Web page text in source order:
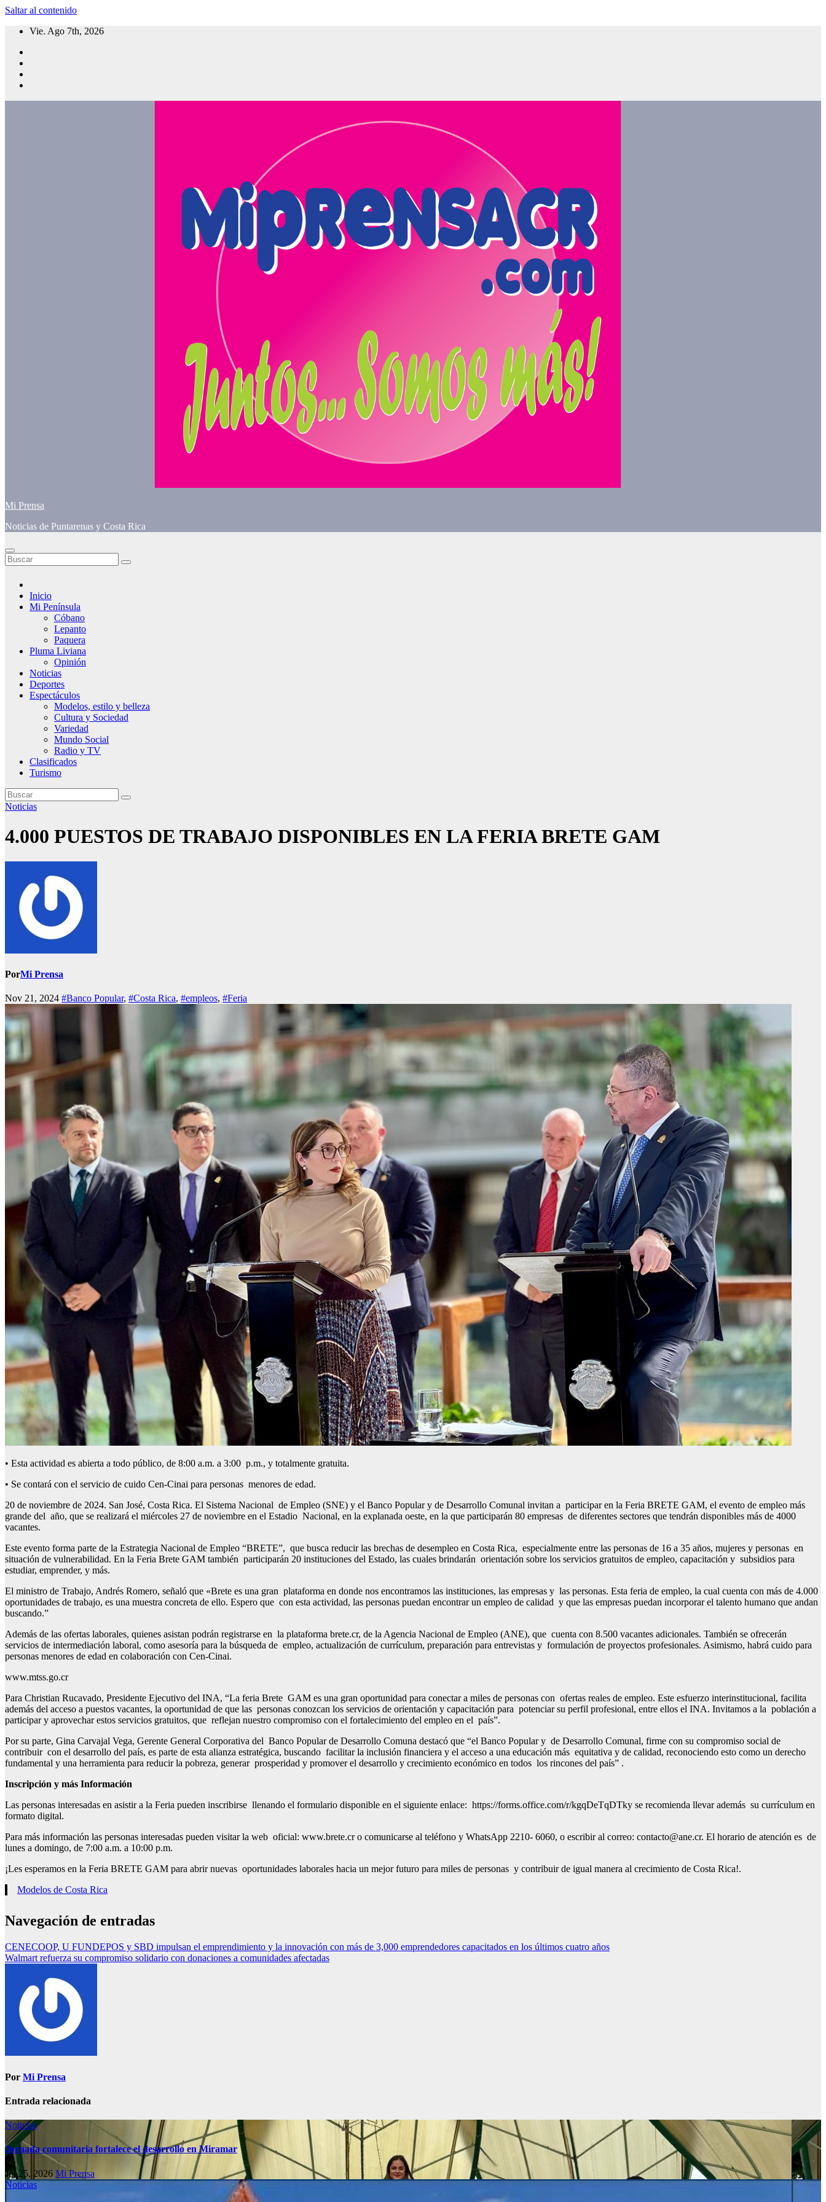
Saltar al contenido
Vie. Ago 7th, 2026
Mi Prensa
Noticias de Puntarenas y Costa Rica
Inicio
Mi Península
Cóbano
Lepanto
Paquera
Pluma Liviana
Opinión
Noticias
Deportes
Espectáculos
Modelos, estilo y belleza
Cultura y Sociedad
Variedad
Mundo Social
Radio y TV
Clasificados
Turismo
Noticias
4.000 PUESTOS DE TRABAJO DISPONIBLES EN LA FERIA BRETE GAM
PorMi Prensa
Nov 21, 2024 #Banco Popular, #Costa Rica, #empleos, #Feria
• Esta actividad es abierta a todo público, de 8:00 a.m. a 3:00 p.m., y totalmente gratuita.
• Se contará con el servicio de cuido Cen-Cinai para personas menores de edad.
20 de noviembre de 2024. San José, Costa Rica. El Sistema Nacional de Empleo (SNE) y el Banco Popular y de Desarrollo Comunal invitan a participar en la Feria BRETE GAM, el evento de empleo más
grande del año, que se realizará el miércoles 27 de noviembre en el Estadio Nacional, en la explanada oeste, en la que participarán 80 empresas de diferentes sectores que tendrán disponibles más de 4000
vacantes.
Este evento forma parte de la Estrategia Nacional de Empleo “BRETE”, que busca reducir las brechas de desempleo en Costa Rica, especialmente entre las personas de 16 a 35 años, mujeres y personas en
situación de vulnerabilidad. En la Feria Brete GAM también participarán 20 instituciones del Estado, las cuales brindarán orientación sobre los servicios gratuitos de empleo, capacitación y subsidios para
estudiar, emprender, y más.
El ministro de Trabajo, Andrés Romero, señaló que «Brete es una gran plataforma en donde nos encontramos las instituciones, las empresas y las personas. Esta feria de empleo, la cual cuenta con más de 4.000
oportunidades de trabajo, es una muestra concreta de ello. Espero que con esta actividad, las personas puedan encontrar un empleo de calidad y que las empresas puedan incorporar el talento humano que andan
buscando.”
Además de las ofertas laborales, quienes asistan podrán registrarse en la plataforma brete.cr, de la Agencia Nacional de Empleo (ANE), que cuenta con 8.500 vacantes adicionales. También se ofrecerán
servicios de intermediación laboral, como asesoría para la búsqueda de empleo, actualización de currículum, preparación para entrevistas y formulación de proyectos profesionales. Asimismo, habrá cuido para
personas menores de edad en colaboración con Cen-Cinai.
www.mtss.go.cr
Para Christian Rucavado, Presidente Ejecutivo del INA, “La feria Brete GAM es una gran oportunidad para conectar a miles de personas con ofertas reales de empleo. Este esfuerzo interinstitucional, facilita
además del acceso a puestos vacantes, la oportunidad de que las personas conozcan los servicios de orientación y capacitación para potenciar su perfil profesional, entre ellos el INA. Invitamos a la población a
participar y aprovechar estos servicios gratuitos, que reflejan nuestro compromiso con el fortalecimiento del empleo en el país”.
Por su parte, Gina Carvajal Vega, Gerente General Corporativa del Banco Popular de Desarrollo Comuna destacó que “el Banco Popular y de Desarrollo Comunal, firme con su compromiso social de
contribuir con el desarrollo del país, es parte de esta alianza estratégica, buscando facilitar la inclusión financiera y el acceso a una educación más equitativa y de calidad, reconociendo esto como un derecho
fundamental y una herramienta para reducir la pobreza, generar prosperidad y promover el desarrollo y crecimiento económico en todos los rincones del país” .
Inscripción y más Información
Las personas interesadas en asistir a la Feria pueden inscribirse llenando el formulario disponible en el siguiente enlace: https://forms.office.com/r/kgqDeTqDTky se recomienda llevar además su currículum en
formato digital.
Para más información las personas interesadas pueden visitar la web oficial: www.brete.cr o comunicarse al teléfono y WhatsApp 2210- 6060, o escribir al correo: contacto@ane.cr. El horario de atención es de
lunes a domingo, de 7:00 a.m. a 10:00 p.m.
¡Les esperamos en la Feria BRETE GAM para abrir nuevas oportunidades laborales hacia un mejor futuro para miles de personas y contribuir de igual manera al crecimiento de Costa Rica!.
Modelos de Costa Rica
Navegación de entradas
CENECOOP, U FUNDEPOS y SBD impulsan el emprendimiento y la innovación con más de 3,000 emprendedores capacitados en los últimos cuatro años
Walmart refuerza su compromiso solidario con donaciones a comunidades afectadas
Por Mi Prensa
Entrada relacionada
Noticias
Jornada comunitaria fortalece el desarrollo en Miramar
Jul 25, 2026 Mi Prensa
Noticias